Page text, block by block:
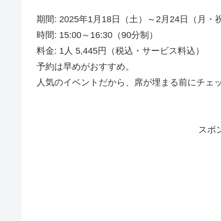
期間: 2025年1月18日（土）～2月24日（月・祝
時間: 15:00～16:30（90分制）
料金: 1人 5,445円（税込・サービス料込）
予約は早めがおすすめ。
人気のイベントだから、席が埋まる前にチェ
スポ